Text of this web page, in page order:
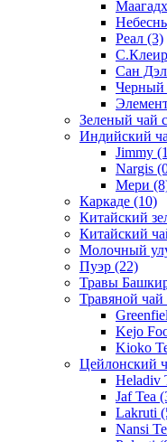
Реал (3)
Сан
Черный
Зеленый чай
Индийский
Jimmy
Nargis
Мери
Каркаде (10)
Китайский
Китайский
Молочный
Пуэр (22)
Травы
Травяной
Kejo
Kioko
Цейлонский
Heladiv
Jaf Tea
Lakruti
Nansi